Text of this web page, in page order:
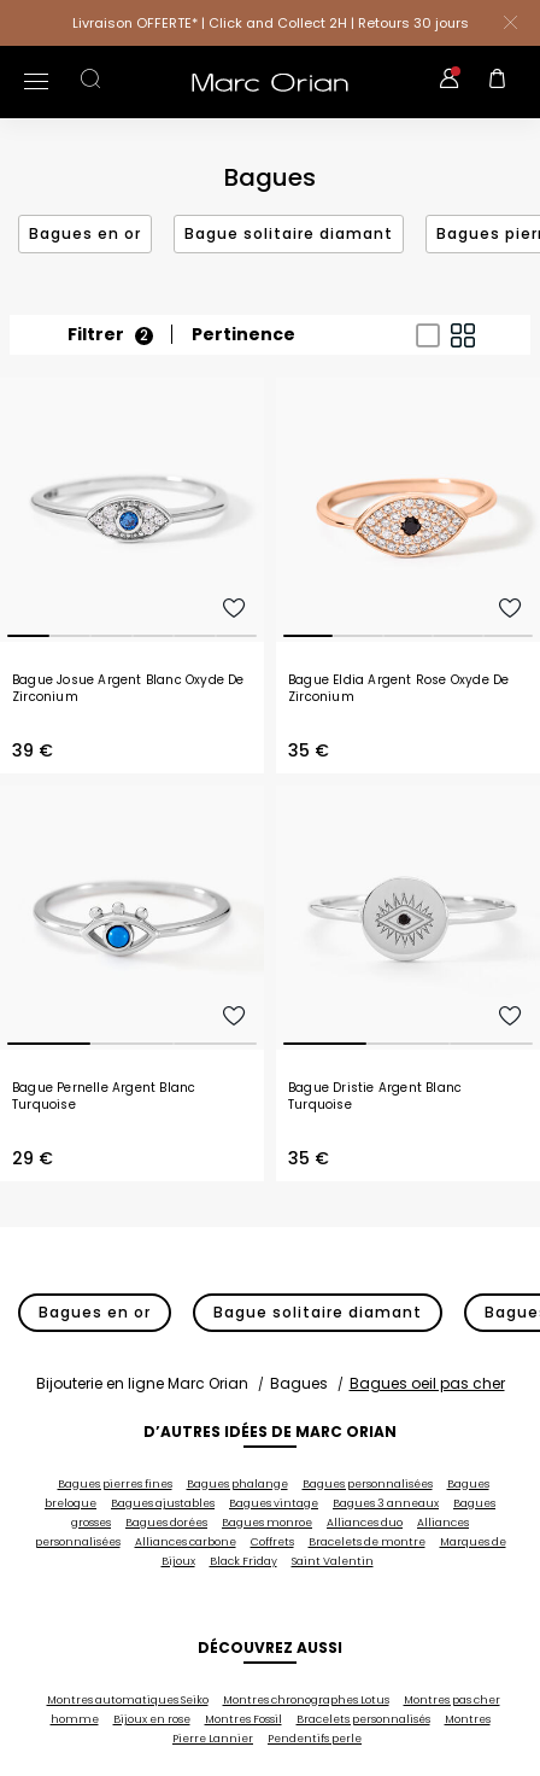
Livraison OFFERTE* | Click and Collect 2H | Retours 30 jours
Bagues
Bagues en or Bague solitaire diamant Bagues
Filtrer 2 Pertinence
Bague Josue Argent Blanc Oxyde De
Zirconium
39 €
Bague Eldia Argent Rose Oxyde De
Zirconium
35 €
Bague Pernelle Argent Blanc
Turquoise
29 €
Bague Dristie Argent Blanc
Turquoise
35 €
Bagues en or Bague solitaire diamant
Bijouterie en ligne Marc Orian Bagues Bagues oeil pas cher
D’AUTRES IDÉES DE MARC ORIAN
Bagues pierres fines Bagues phalange Bagues personnalisées
Bagues
breloque
Bagues ajustables Bagues vintage Bagues 3 anneaux
Bagues
grosses
Bagues dorées Bagues monroe Alliances duo
Alliances
personnalisées
Alliances carbone Coffrets Bracelets de montre
Marques de
Bijoux
Black Friday Saint Valentin
DÉCOUVREZ AUSSI
Montres automatiques Seiko Montres chronographes Lotus
Montres pas cher
homme
Bijoux en rose Montres Fossil Bracelets personnalisés
Montres
Pierre Lannier
Pendentifs perle